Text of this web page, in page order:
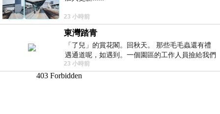
23 小時前
東灣踏青
「了兒」的賞花閣。回秋天。 那些毛毛蟲還有禮
遇通道呢，如遇到。一個園區的工作人員撿給我們
細賞。
23 小時前